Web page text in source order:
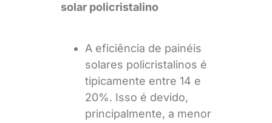
solar policristalino
A eficiência de painéis
solares policristalinos é
tipicamente entre 14 e
20%. Isso é devido,
principalmente, a menor